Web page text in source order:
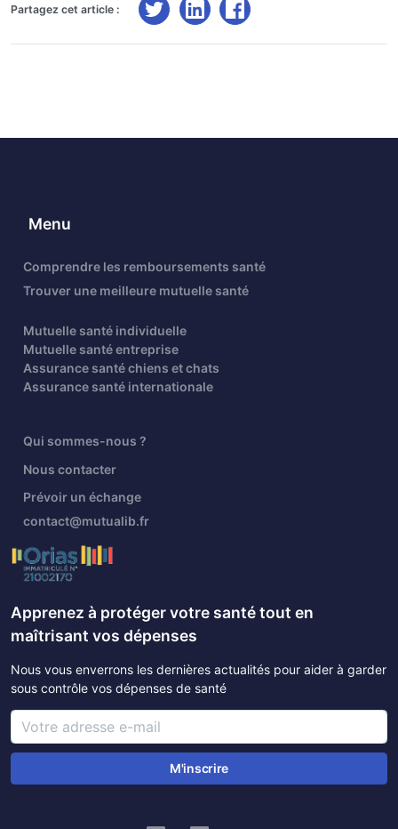
Partagez cet article :
Menu
Comprendre les remboursements santé
Trouver une meilleure mutuelle santé
Mutuelle santé individuelle
Mutuelle santé entreprise
Assurance santé chiens et chats
Assurance santé internationale
Qui sommes-nous ?
Nous contacter
Prévoir un échange
contact@mutualib.fr
Apprenez à protéger votre santé tout en
maîtrisant vos dépenses
Nous vous enverrons les dernières actualités pour aider à garder
sous contrôle vos dépenses de santé
M'inscrire